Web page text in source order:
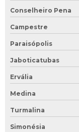
Conselheiro Pena
Campestre
Paraisópolis
Jaboticatubas
Ervália
Medina
Turmalina
Simonésia